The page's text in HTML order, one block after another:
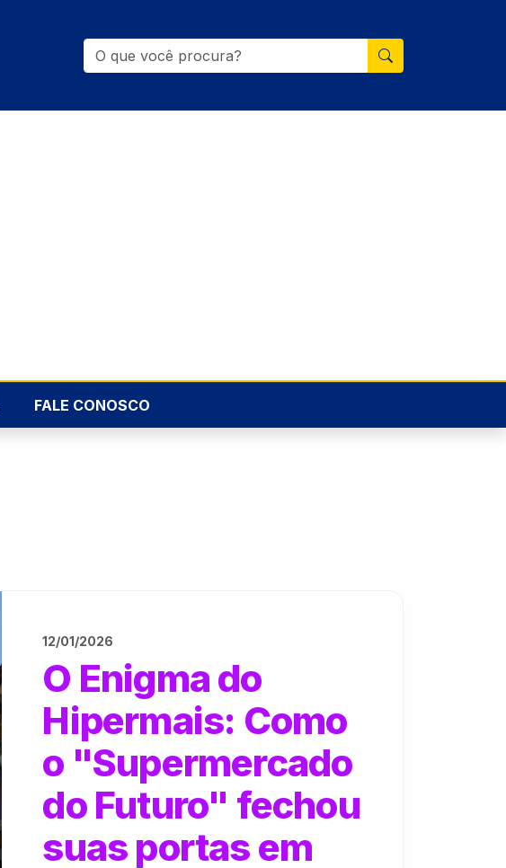
FALE CONOSCO
12/01/2026
O Enigma do
Hipermais: Como
o "Supermercado
do Futuro" fechou
suas portas em